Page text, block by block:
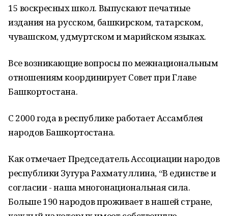
15 воскресных школ. Выпускают печатные
издания на русском, башкирском, татарском,
чувашском, удмуртском и марийском языках.
Все возникающие вопросы по межнациональным
отношениям координирует Совет при Главе
Башкортостана.
С 2000 года в республике работает Ассамблея
народов Башкортостана.
Как отмечает Председатель Ассоциации народов
республики Зугура Рахматуллина, “В единстве и
согласии - наша многонациональная сила.
Больше 190 народов проживает в нашей стране,